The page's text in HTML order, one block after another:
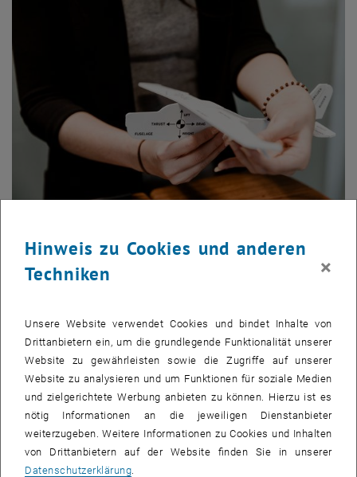
Lehre
Hinweis zu Cookies und anderen
Techniken
×
Unsere Website verwendet Cookies und bindet Inhalte von
Drittanbietern ein, um die grundlegende Funktionalität unserer
Website zu gewährleisten sowie die Zugriffe auf unserer
Website zu analysieren und um Funktionen für soziale Medien
und zielgerichtete Werbung anbieten zu können. Hierzu ist es
nötig Informationen an die jeweiligen Dienstanbieter
weiterzugeben. Weitere Informationen zu Cookies und Inhalten
von Drittanbietern auf der Website finden Sie in unserer
Datenschutzerklärung